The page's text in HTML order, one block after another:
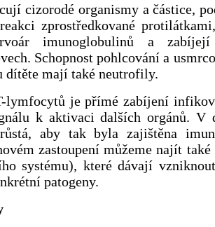
cizorodé organismy a částice,
zprostředkované
imunoglobulinů a zabíjejí
Schopnost pohlcování a
dítěte mají také neutrofily.
lymfocytů je přímé zabíjení
k aktivaci dalších orgánů. V
aby tak byla zajištěna
zastoupení můžeme najít
systému), které dávají
patogeny.